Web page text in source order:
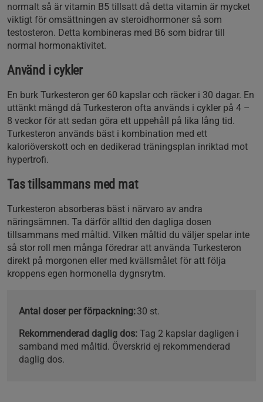
normalt så är vitamin B5 tillsatt då detta vitamin är mycket
viktigt för omsättningen av steroidhormoner så som
testosteron. Detta kombineras med B6 som bidrar till
normal hormonaktivitet.
Använd i cykler
En burk Turkesteron ger 60 kapslar och räcker i 30 dagar. En
uttänkt mängd då Turkesteron ofta används i cykler på 4 –
8 veckor för att sedan göra ett uppehåll på lika lång tid.
Turkesteron används bäst i kombination med ett
kaloriöverskott och en dedikerad träningsplan inriktad mot
hypertrofi.
Tas tillsammans med mat
Turkesteron absorberas bäst i närvaro av andra
näringsämnen. Ta därför alltid den dagliga dosen
tillsammans med måltid. Vilken måltid du väljer spelar inte
så stor roll men många föredrar att använda Turkesteron
direkt på morgonen eller med kvällsmålet för att följa
kroppens egen hormonella dygnsrytm.
Antal doser per förpackning:30 st.
Rekommenderad daglig dos: Tag 2 kapslar dagligen i
samband med måltid. Överskrid ej rekommenderad
daglig dos.